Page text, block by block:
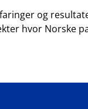
og
hvor Norske